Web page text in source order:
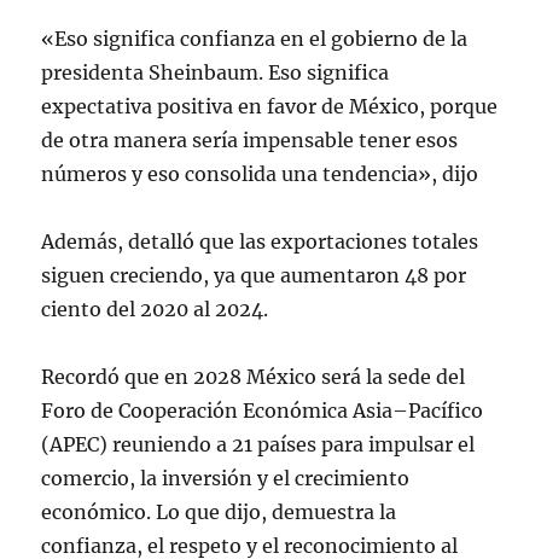
«Eso significa confianza en el gobierno de la
presidenta Sheinbaum. Eso significa
expectativa positiva en favor de México, porque
de otra manera sería impensable tener esos
números y eso consolida una tendencia», dijo
Además, detalló que las exportaciones totales
siguen creciendo, ya que aumentaron 48 por
ciento del 2020 al 2024.
Recordó que en 2028 México será la sede del
Foro de Cooperación Económica Asia–Pacífico
(APEC) reuniendo a 21 países para impulsar el
comercio, la inversión y el crecimiento
económico. Lo que dijo, demuestra la
confianza, el respeto y el reconocimiento al